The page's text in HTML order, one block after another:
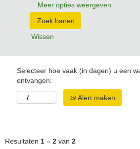
Meer opties weergeven
Wissen
Selecteer hoe vaak (in dagen) u een
ontvangen:
Alert maken
Resultaten 1 – 2 van 2